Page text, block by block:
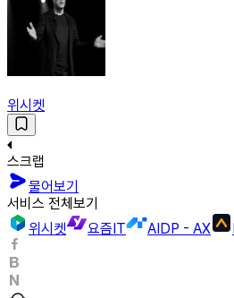
위시켓
스크랩
물어보기
서비스 전체보기
위시켓
요즘IT AIDP - AX